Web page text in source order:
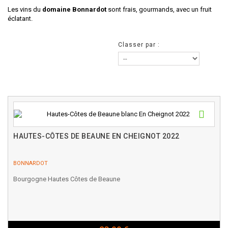
Les vins du domaine Bonnardot sont frais, gourmands, avec un fruit
éclatant.
Classer par :
HAUTES-CÔTES DE BEAUNE EN CHEIGNOT 2022
BONNARDOT
Bourgogne Hautes Côtes de Beaune